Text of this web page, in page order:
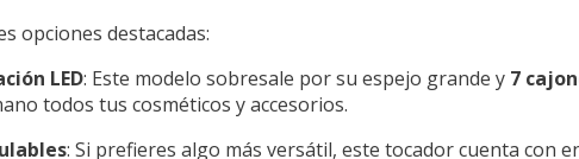
opciones destacadas:
LED: Este modelo sobresale por su espejo grande y 7
todos tus cosméticos y accesorios.
: Si prefieres algo más versátil, este tocador cuenta con